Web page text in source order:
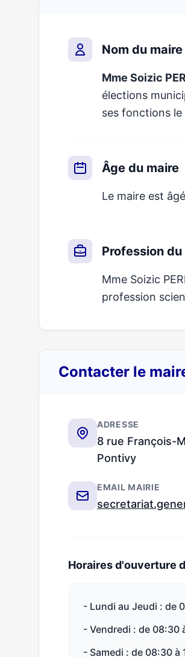
Nom du
Mme Soizic
élections
ses fonctions le
Âge du maire
Le maire est
Profession du
Mme Soizic
profession
Contacter le
ADRESSE
8 rue François-
Pontivy
EMAIL MAIRIE
Horaires d'ouverture
- Lundi au Jeudi : de
- Vendredi : de 08:30
- Samedi : de 08:30